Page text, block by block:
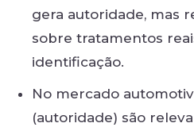
gera autoridade, mas
sobre tratamentos
identificação.
No mercado
(autoridade) são